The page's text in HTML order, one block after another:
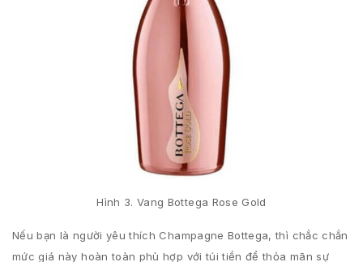
Hình 3. Vang Bottega Rose Gold
Nếu bạn là người yêu thích Champagne Bottega, thì chắc chắn
mức giá này hoàn toàn phù hợp với túi tiền để thỏa mãn sự